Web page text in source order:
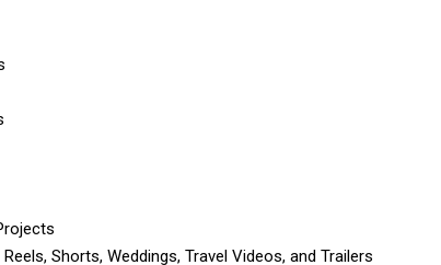
Shorts, Weddings, Travel Videos, and Trailers